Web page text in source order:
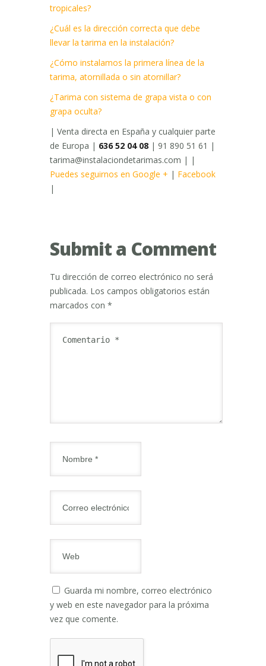
tropicales?
¿Cuál es la dirección correcta que debe
llevar la tarima en la instalación?
¿Cómo instalamos la primera línea de la
tarima, atornillada o sin atornillar?
¿Tarima con sistema de grapa vista o con
grapa oculta?
| Venta directa en España y cualquier parte
de Europa | 636 52 04 08 | 91 890 51 61 |
tarima@instalaciondetarimas.com | |
Puedes seguirnos en Google + | Facebook
|
Submit a Comment
Tu dirección de correo electrónico no será
publicada. Los campos obligatorios están
marcados con *
Guarda mi nombre, correo electrónico
y web en este navegador para la próxima
vez que comente.